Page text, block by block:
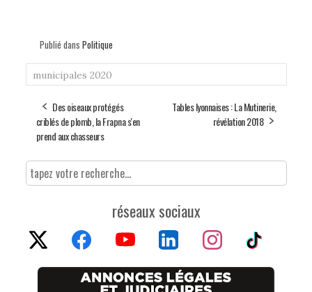
Publié dans Politique
municipales 2020
Des oiseaux protégés
criblés de plomb, la Frapna s'en
prend aux chasseurs
Tables lyonnaises : La Mutinerie,
révélation 2018
réseaux sociaux